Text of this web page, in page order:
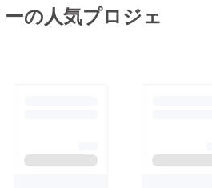
の人気プロジェ